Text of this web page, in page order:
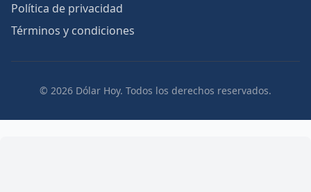
Política de privacidad
Términos y condiciones
© 2026 Dólar Hoy. Todos los derechos reservados.